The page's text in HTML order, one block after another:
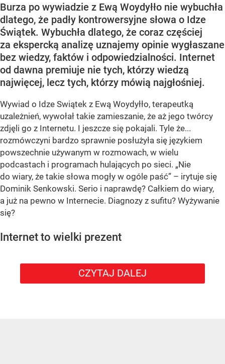
Burza po wywiadzie z Ewą Woydyłło nie wybuchła
dlatego, że padły kontrowersyjne słowa o Idze
Świątek. Wybuchła dlatego, że coraz częściej
za ekspercką analizę uznajemy opinie wygłaszane
bez wiedzy, faktów i odpowiedzialności. Internet
od dawna premiuje nie tych, którzy wiedzą
najwięcej, lecz tych, którzy mówią najgłośniej.
Wywiad o Idze Swiątek z Ewą Woydyłło, terapeutką
uzależnień, wywołał takie zamieszanie, że aż jego twórcy
zdjęli go z Internetu. I jeszcze się pokajali. Tyle że...
rozmówczyni bardzo sprawnie posłużyła się językiem
powszechnie używanym w rozmowach, w wielu
podcastach i programach hulających po sieci. „Nie
do wiary, że takie słowa mogły w ogóle paść” – irytuje się
Dominik Senkowski. Serio i naprawdę? Całkiem do wiary,
a już na pewno w Internecie. Diagnozy z sufitu? Wyżywanie
się?
Internet to wielki prezent
CZYTAJ DALEJ